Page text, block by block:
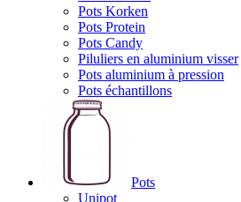
Pots Korken
Pots Protein
Pots Candy
Piluliers en aluminium visser
Pots aluminium à pression
Pots échantillons
Pots
Unipot